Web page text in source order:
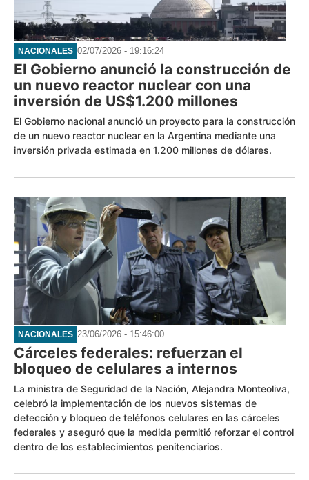
NACIONALES 02/07/2026 - 19:16:24
El Gobierno anunció la construcción de
un nuevo reactor nuclear con una
inversión de US$1.200 millones
El Gobierno nacional anunció un proyecto para la construcción
de un nuevo reactor nuclear en la Argentina mediante una
inversión privada estimada en 1.200 millones de dólares.
NACIONALES 23/06/2026 - 15:46:00
Cárceles federales: refuerzan el
bloqueo de celulares a internos
La ministra de Seguridad de la Nación, Alejandra Monteoliva,
celebró la implementación de los nuevos sistemas de
detección y bloqueo de teléfonos celulares en las cárceles
federales y aseguró que la medida permitió reforzar el control
dentro de los establecimientos penitenciarios.